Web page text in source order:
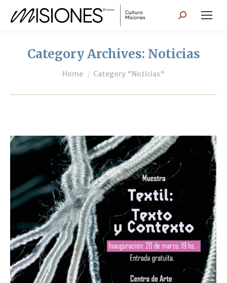
Search:
Category Archives: Noticias
You are here:
Home Category "Noticias"